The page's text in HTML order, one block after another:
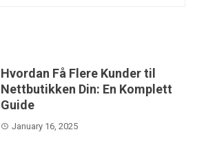
Hvordan Få Flere Kunder til
Nettbutikken Din: En Komplett
Guide
January 16, 2025